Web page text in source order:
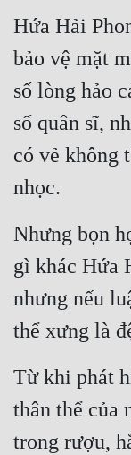
Hứa Hải
bảo vệ mặt
số lòng hảo
số quân sĩ,
có vẻ không
nhọc.
Nhưng bọn
gì khác Hứa
nhưng nếu
thể xưng là
Từ khi phát
thân thể của
trong rượu,